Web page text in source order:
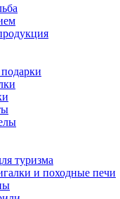
туризма
и походные печи